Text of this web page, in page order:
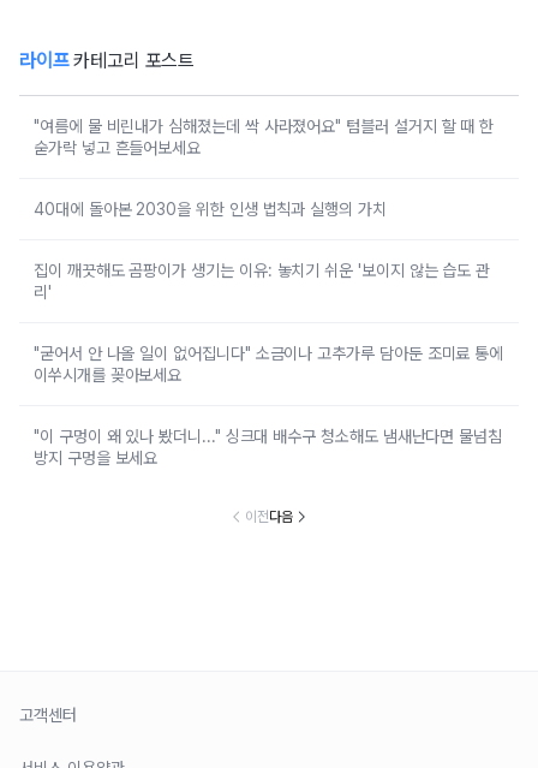
라이프카테고리 포스트
"여름에 물 비린내가 심해졌는데 싹 사라졌어요" 텀블러 설거지 할 때 한
숟가락 넣고 흔들어보세요
40대에 돌아본 2030을 위한 인생 법칙과 실행의 가치
집이 깨끗해도 곰팡이가 생기는 이유: 놓치기 쉬운 '보이지 않는 습도 관
리'
"굳어서 안 나올 일이 없어집니다" 소금이나 고추가루 담아둔 조미료 통에
이쑤시개를 꽂아보세요
"이 구멍이 왜 있나 봤더니..." 싱크대 배수구 청소해도 냄새난다면 물넘침
방지 구멍을 보세요
이전다음
고객센터